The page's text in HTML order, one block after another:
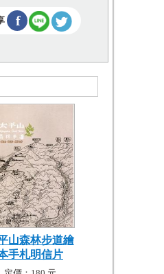
f
山森林步道繪
手札明信片